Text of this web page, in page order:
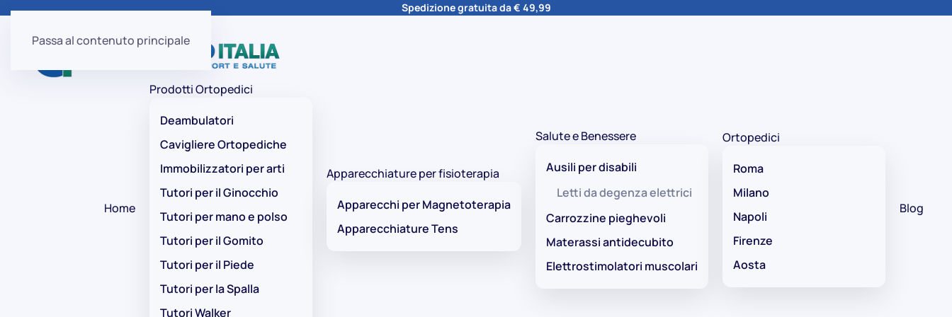
Passa al contenuto principale
Spedizione gratuita da € 49,99
Home
Prodotti Ortopedici
Deambulatori
Cavigliere Ortopediche
Immobilizzatori per arti
Tutori per il Ginocchio
Tutori per mano e polso
Tutori per il Gomito
Tutori per il Piede
Tutori per la Spalla
Tutori Walker
Apparecchiature per fisioterapia
Apparecchi per Magnetoterapia
Apparecchiature Tens
Salute e Benessere
Ausili per disabili
Letti da degenza elettrici
Carrozzine pieghevoli
Materassi antidecubito
Elettrostimolatori muscolari
Ortopedici
Roma
Milano
Napoli
Firenze
Aosta
Blog